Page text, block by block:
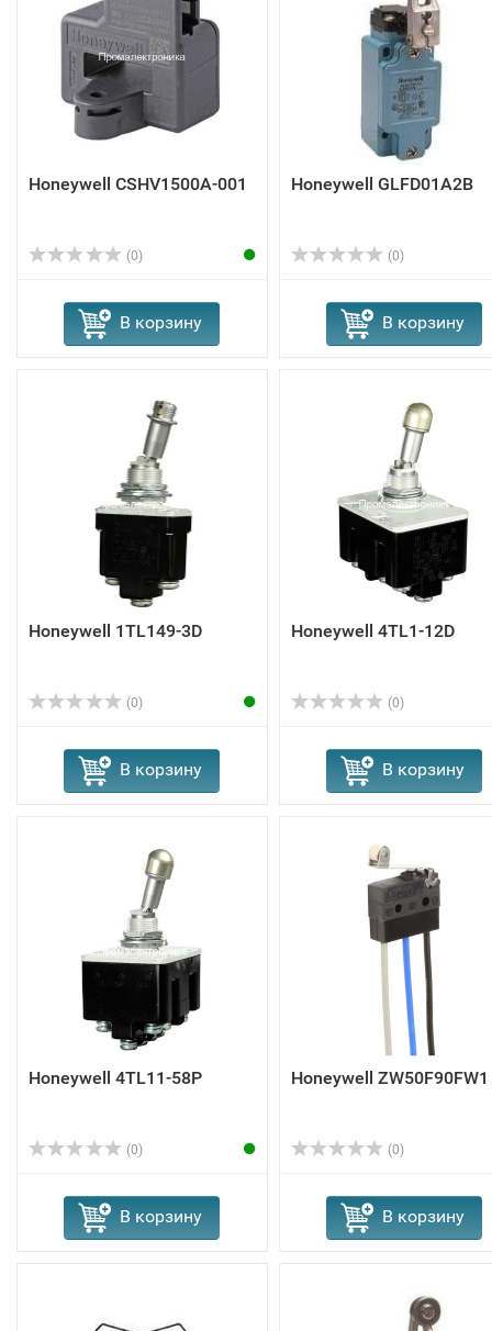
Honeywell CSHV1500A-001
(0)
В корзину
Honeywell GLFD01A2B
(0)
В корзину
Honeywell 1TL149-3D
(0)
В корзину
Honeywell 4TL1-12D
(0)
В корзину
Honeywell 4TL11-58P
(0)
В корзину
Honeywell ZW50F90FW1
(0)
В корзину